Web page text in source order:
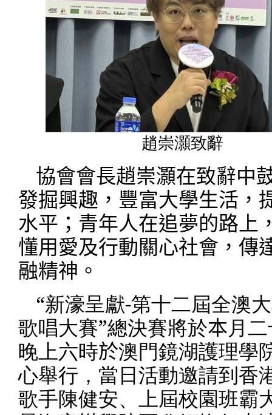
趙崇灝致辭
協會會長趙崇灝在致辭中
發掘興趣，豐富大學生活，
水平；青年人在追夢的路上
懂用愛及行動關心社會，傳
融精神。
“新濠呈獻-第十二屆全澳
歌唱大賽”總決賽將於本月
晚上六時於澳門鏡湖護理學
心舉行，當日活動邀請到香
歌手陳健安、上屆校園班霸